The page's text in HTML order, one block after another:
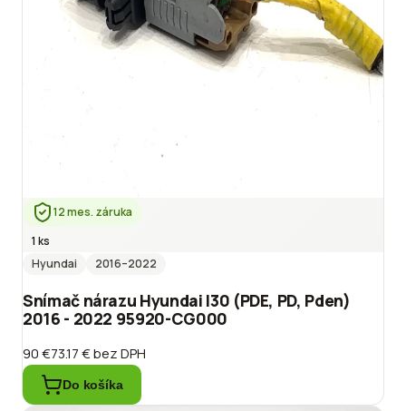
12 mes. záruka
1 ks
Hyundai
2016–2022
Snímač nárazu Hyundai I30 (PDE, PD, Pden)
2016 - 2022 95920-CG000
90 €73.17 €bez DPH
Do košíka